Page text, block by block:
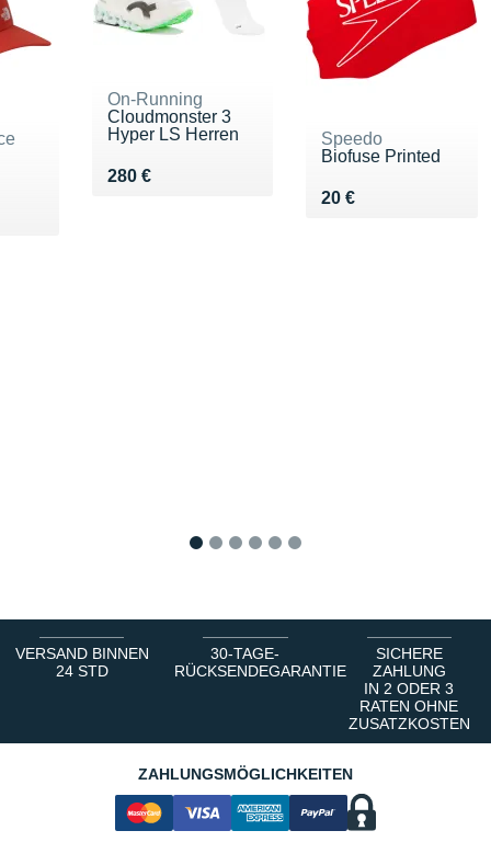
On-Running
Cloudmonster 3
Hyper LS Herren
280 €
Vendu 280 €
Speedo
Biofuse Printed
20 €
Vendu 20 €
VERSAND BINNEN
24 STD
30-TAGE-
RÜCKSENDEGARANTIE
SICHERE
ZAHLUNG
IN 2 ODER 3
RATEN OHNE
ZUSATZKOSTEN
ZAHLUNGSMÖGLICHKEITEN